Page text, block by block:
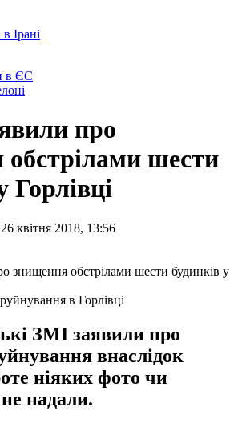
Ірані
в ЄС
про
шести
Горлівці
квітня 2018, 13:56
в Горлівці
ЗМІ заявили про
внаслідок
ніяких фото чи
не надали.